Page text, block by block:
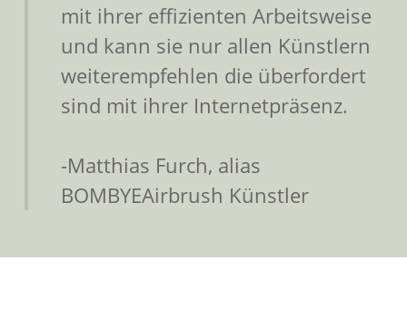
mit ihrer effizienten Arbeitsweise
und kann sie nur allen Künstlern
weiterempfehlen die überfordert
sind mit ihrer Internetpräsenz.
-Matthias Furch, alias
BOMBYEAirbrush Künstler